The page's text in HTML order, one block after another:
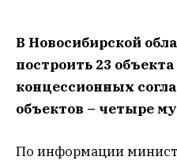
В Новосибирской
построить 23
концессионных
объектов – четыре
По информации